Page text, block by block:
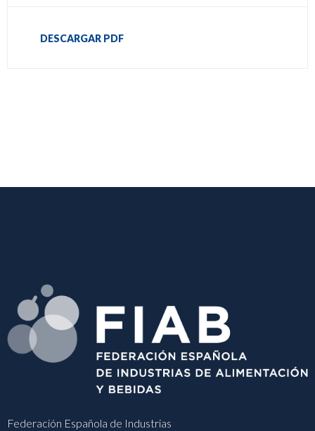
DESCARGAR PDF
Federación Española de Industrias